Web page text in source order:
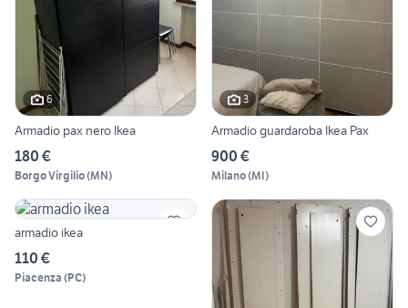
6
Armadio pax nero Ikea
180 €
Borgo Virgilio(MN)
3
Armadio guardaroba Ikea Pax
900 €
Milano(MI)
armadio ikea
110 €
Piacenza (PC)